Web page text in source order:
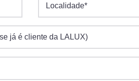
Localidade*
já é cliente da LALUX)